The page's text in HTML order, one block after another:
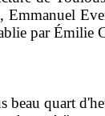
par Émilie
quart